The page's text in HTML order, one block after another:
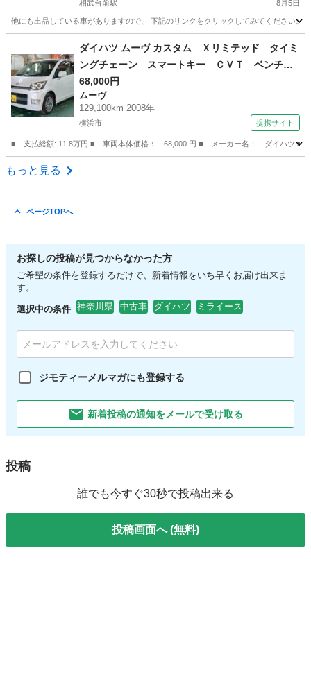
相武台前駅 8月5日
他にも出品している車がありますので、 下記のリンクをクリックしてみてください。
相模原市 相武台前駅 ハイゼット カーゴ
ダイハツ ムーヴ カスタム Ｘリミテッド タイミ
ングチェーン スマートキー ＣＶＴ ベンチシ
ート フルフラット 社外アルミホール フォグ
ランプ インパネシフト 衝突安全ボディ 盗難
防止システム 電格ミラー パワステ ＡＢＳ
68,000円
ムーヴ
129,100km 2008年
横浜市 提携サイト
■ 支払総額: 11.8万円 ■ 車両本体価格： 68,000 円 ■ メーカー名： ダイハツ
神奈川 横浜市
もっと見る
ページTOPへ
お探しの投稿が見つからなかった方
ご希望の条件を登録するだけで、新着情報をいち早くお届け出来ま
す。
選択中の条件 神奈川県 中古車 ダイハツ ミライース
ジモティーメルマガにも登録する
新着投稿の通知をメールで受け取る
投稿
誰でも今すぐ30秒で投稿出来る
投稿画面へ (無料)